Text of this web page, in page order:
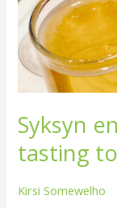
Syksyn
tasting
Kirsi Somewelho